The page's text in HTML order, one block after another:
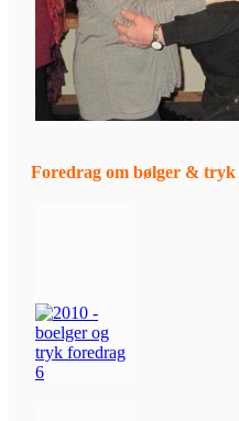
Foredrag om bølger & tryk